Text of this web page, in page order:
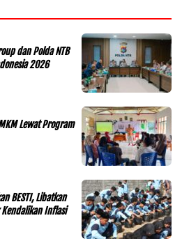
dan Polda NTB
2026
Lewat Program
BESTI, Libatkan
Kendalikan Inflasi